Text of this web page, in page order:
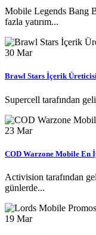
Mobile Legends Bang
fazla yatırım...
30 Mar
Brawl Stars İçerik
Supercell tarafından
23 Mar
COD Warzone Mobile En
Activision tarafından
günlerde...
19 Mar